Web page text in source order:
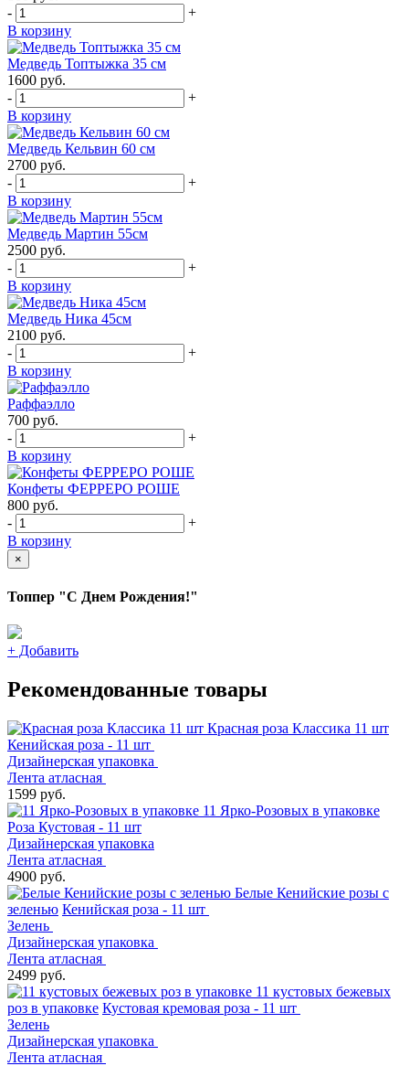
-
+
В корзину
Медведь Топтыжка 35 см
1600 руб.
-
+
В корзину
Медведь Кельвин 60 см
2700 руб.
-
+
В корзину
Медведь Мартин 55см
2500 руб.
-
+
В корзину
Медведь Ника 45см
2100 руб.
-
+
В корзину
Раффаэлло
700 руб.
-
+
В корзину
Конфеты ФЕРРЕРО РОШЕ
800 руб.
-
+
В корзину
×
Топпер "С Днем Рождения!"
+ Добавить
Рекомендованные товары
Красная роза Классика 11 шт
Кенийская роза - 11 шт
Дизайнерская упаковка
Лента атласная
1599 руб.
11 Ярко-Розовых в упаковке
Роза Кустовая - 11 шт
Дизайнерская упаковка
Лента атласная
4900 руб.
Белые Кенийские розы с
зеленью Кенийская роза - 11 шт
Зелень
Дизайнерская упаковка
Лента атласная
2499 руб.
11 кустовых бежевых
роз в упаковке Кустовая кремовая роза - 11 шт
Зелень
Дизайнерская упаковка
Лента атласная